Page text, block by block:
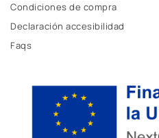
Condiciones de compra
Declaración accesibilidad
Faqs